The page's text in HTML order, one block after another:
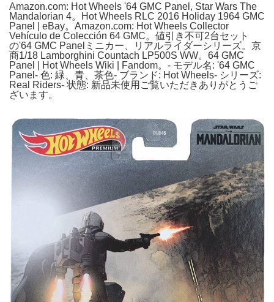
Amazon.com: Hot Wheels '64 GMC Panel, Star Wars The
Mandalorian 4。Hot Wheels RLC 2016 Holiday 1964 GMC
Panel | eBay。Amazon.com: Hot Wheels Collector
Vehículo de Colección 64 GMC。値引き不可2台セット
の'64 GMC Panelミニカー、リアルライダーシリーズ。京
商1/18 Lamborghini Countach LP500S WW。64 GMC
Panel | Hot Wheels Wiki | Fandom。- モデル名: '64 GMC
Panel- 色: 緑、青、茶色- ブランド: Hot Wheels- シリーズ:
Real Riders- 状態: 新品未使用ご覧いただきありがとうご
ざいます。